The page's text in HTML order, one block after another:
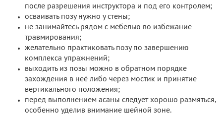
после разрешения инструктора и под его контролем;
осваивать позу нужно у стены;
не занимайтесь рядом с мебелью во избежание
травмирования;
желательно практиковать позу по завершению
комплекса упражнений;
выходить из позы можно в обратном порядке
захождения в неё либо через мостик и принятие
вертикального положения;
перед выполнением асаны следует хорошо размяться,
особенно уделив внимание шейной зоне.